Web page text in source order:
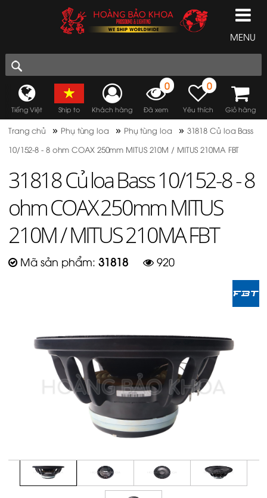
MENU
Tiếng Việt Ship to Khách hàng
0
Đã xem
0
Yêu thích Giỏ hàng
Trang chủ » Phụ tùng loa » Phụ tùng loa » 31818 Củ loa Bass
10/152-8 - 8 ohm COAX 250mm MITUS 210M / MITUS 210MA FBT
31818 Củ loa Bass 10/152-8 - 8
ohm COAX 250mm MITUS
210M / MITUS 210MA FBT
Mã sản phẩm: 31818 920